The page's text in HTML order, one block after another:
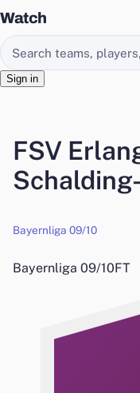
Watch
Search EasyChamp
Sign in
FSV
Bayernliga 09/10
Bayernliga 09/10FT